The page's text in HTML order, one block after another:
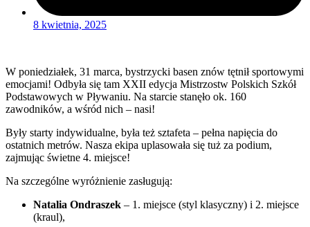
8 kwietnia, 2025
W poniedziałek, 31 marca, bystrzycki basen znów tętnił sportowymi
emocjami! Odbyła się tam XXII edycja Mistrzostw Polskich Szkół
Podstawowych w Pływaniu. Na starcie stanęło ok. 160
zawodników, a wśród nich – nasi!
Były starty indywidualne, była też sztafeta – pełna napięcia do
ostatnich metrów. Nasza ekipa uplasowała się tuż za podium,
zajmując świetne 4. miejsce!
Na szczególne wyróżnienie zasługują:
Natalia Ondraszek – 1. miejsce (styl klasyczny) i 2. miejsce
(kraul),